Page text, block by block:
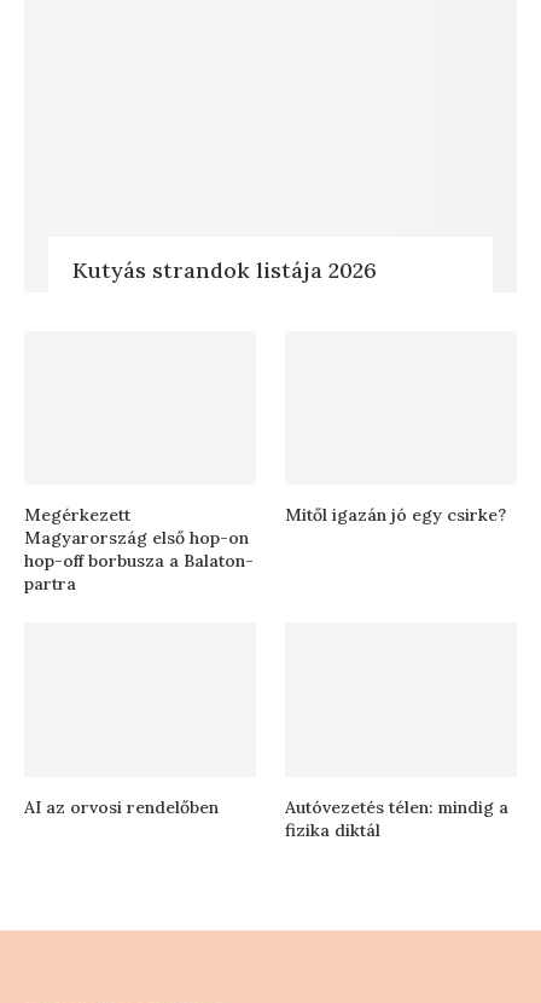
Kutyás strandok listája 2026
Megérkezett
Magyarország első hop-on
hop-off borbusza a Balaton-
partra
Mitől igazán jó egy csirke?
AI az orvosi rendelőben
Autóvezetés télen: mindig a
fizika diktál